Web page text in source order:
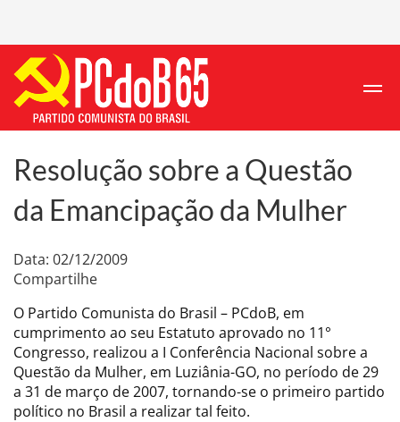
Resolução sobre a Questão
da Emancipação da Mulher
Data: 02/12/2009
Compartilhe
O Partido Comunista do Brasil – PCdoB, em
cumprimento ao seu Estatuto aprovado no 11°
Congresso, realizou a I Conferência Nacional sobre a
Questão da Mulher, em Luziânia-GO, no período de 29
a 31 de março de 2007, tornando-se o primeiro partido
político no Brasil a realizar tal feito.